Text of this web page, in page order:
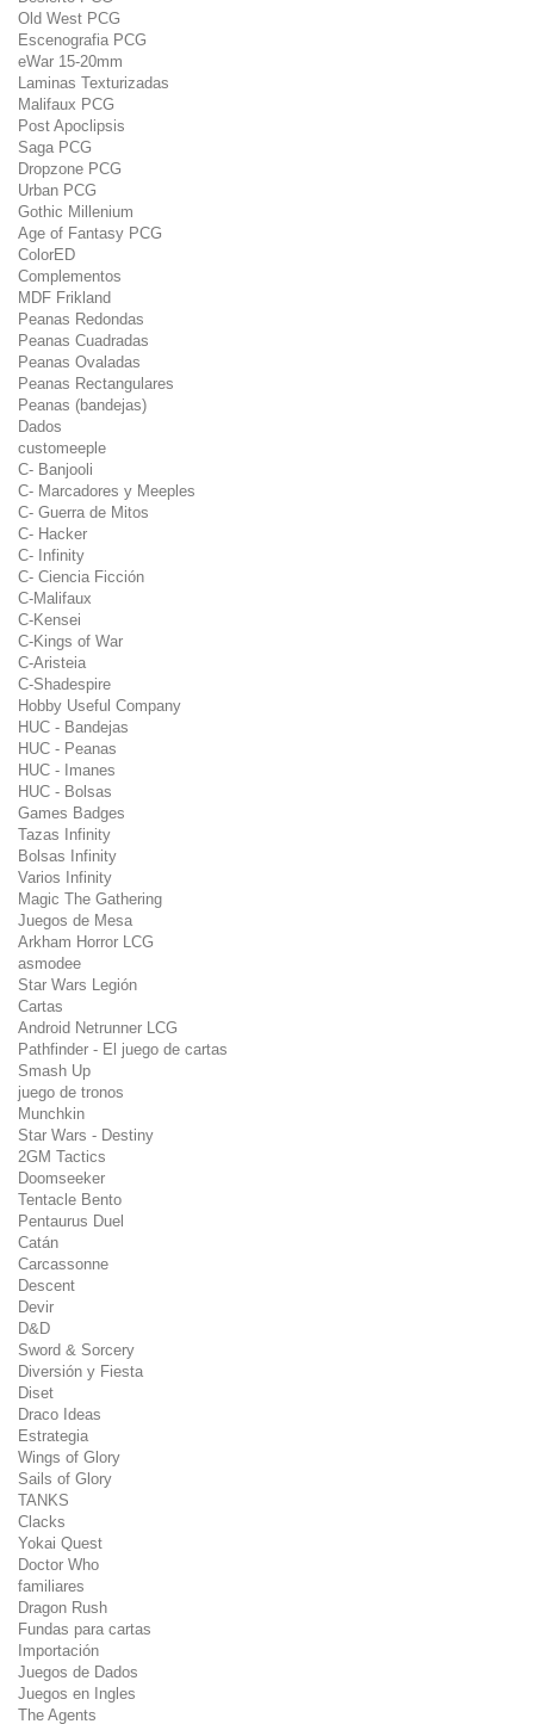
Old West PCG
Escenografia PCG
eWar 15-20mm
Laminas Texturizadas
Malifaux PCG
Post Apoclipsis
Saga PCG
Dropzone PCG
Urban PCG
Gothic Millenium
Age of Fantasy PCG
ColorED
Complementos
MDF Frikland
Peanas Redondas
Peanas Cuadradas
Peanas Ovaladas
Peanas Rectangulares
Peanas (bandejas)
Dados
customeeple
C- Banjooli
C- Marcadores y Meeples
C- Guerra de Mitos
C- Hacker
C- Infinity
C- Ciencia Ficción
C-Malifaux
C-Kensei
C-Kings of War
C-Aristeia
C-Shadespire
Hobby Useful Company
HUC - Bandejas
HUC - Peanas
HUC - Imanes
HUC - Bolsas
Games Badges
Tazas Infinity
Bolsas Infinity
Varios Infinity
Magic The Gathering
Juegos de Mesa
Arkham Horror LCG
asmodee
Star Wars Legión
Cartas
Android Netrunner LCG
Pathfinder - El juego de cartas
Smash Up
juego de tronos
Munchkin
Star Wars - Destiny
2GM Tactics
Doomseeker
Tentacle Bento
Pentaurus Duel
Catán
Carcassonne
Descent
Devir
D&D
Sword & Sorcery
Diversión y Fiesta
Diset
Draco Ideas
Estrategia
Wings of Glory
Sails of Glory
TANKS
Clacks
Yokai Quest
Doctor Who
familiares
Dragon Rush
Fundas para cartas
Importación
Juegos de Dados
Juegos en Ingles
The Agents